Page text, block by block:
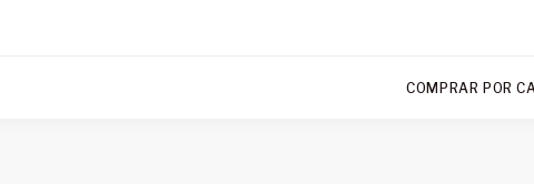
COMPRAR POR